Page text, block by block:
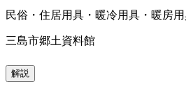
民俗・住居用具・暖冷用具・暖房
三島市郷土資料館
解説